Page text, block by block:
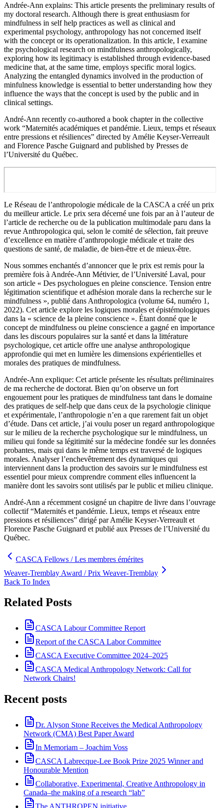
Andrée-Ann explains: This article presents the preliminary results of
my doctoral research. Although there is great enthusiasm for
mindfulness in self help practices as well as clinical and
experimental psychology, anthropology has not concerned itself
with the concept or its operationalization. In this article, I examine
the psychological research on mindfulness anthropologically,
exploring how its legitimacy is established through evidence-based
medicine that, at the same time, employs specific moral logics.
Analyzing the entangled dynamics involved in the production of
minfulness knowledge is essential to better understanding how they
influence the ways that the concept is used by the public and in
clinical settings.
André-Ann recently co-authored a book chapter in the collective
work “Maternités académiques et pandémie. Lieux, temps et réseaux
entre pressions et résiliences” directed by Amélie Keyser-Verreault
and Florence Pasche Guignard and published by Presses de
l’Université du Québec.
Le Réseau de l’anthropologie médicale de la CASCA a créé un prix
du meilleur article. Le prix sera décerné une fois par an à l’auteur de
l’article de recherche ou de la publication multimodale paru dans la
revue Anthropologica qui, selon le comité de sélection, fait preuve
d’excellence en matière d’anthropologie médicale et traite des
questions de santé, de maladie, de bien-être et de mieux-être.
Nous sommes enchantés d’annoncer que le prix est remis pour la
première fois à Andrée-Ann Métivier, de l’Université Laval, pour
son article « Des psychologues en pleine conscience. Tension entre
légitimation scientifique et adhésion morale dans la recherche sur le
mindfulness », publié dans Anthropologica (volume 64, numéro 1,
2022). Cet article explore les logiques morales et épistémologiques
dans la « science de la pleine conscience ». Étant donné que le
concept de mindfulness ou pleine conscience a gagné en importance
dans les discours populaires sur la santé et dans la littérature
psychologique, cet article offre une analyse anthropologique
approfondie qui met en lumière les dimensions expérientielles et
morales des pratiques de mindfulness.
Andrée-Ann explique: Cet article présente les résultats préliminaires
de ma recherche de doctorat. Bien qu’on observe un fort
engouement pour les pratiques de mindfulness tant dans le domaine
des pratiques de self-help que dans ceux de la psychologie clinique
et expérimentale, l’anthropologie n’en a que rarement fait un objet
d’étude. Dans cet article, j’ai voulu poser un regard anthropologique
sur le milieu de la recherche psychologique sur le mindfulness, un
milieu qui fonde sa légitimité sur la médecine fondée sur les données
probantes, mais qui dans le même temps est traversé de logiques
morales. Analyser l’enchevêtrement des dynamiques qui
interviennent dans la production des savoirs sur le mindfulness est
essentiel pour mieux comprendre comment elles influencent la
manière dont les savoirs sont utilisés par le public et milieu clinique.
André-Ann a récemment cosigné un chapitre de livre dans l’ouvrage
collectif “Maternités et pandémie. Lieux, temps et réseaux entre
pressions et résiliences” dirigé par Amélie Keyser-Verreault et
Florence Pasche Guignard et publié aux Presses de l’Université du
Québec.
CASCA Fellows / Les membres émérites
Weaver-Tremblay Award / Prix Weaver-Tremblay
Back To Index
Related Posts
CASCA Labour Committee Report
Report of the CASCA Labor Committee
CASCA Executive Committee 2024–2025
CASCA Medical Anthropology Network: Call for
Network Chairs!
Recent posts
Dr. Alyson Stone Receives the Medical Anthropology
Network (CMA) Best Paper Award
In Memoriam – Joachim Voss
CASCA Labrecque-Lee Book Prize 2025 Winner and
Honourable Mention
Collaborative, Experimental, Creative Anthropology in
Canada–the making of a research “lab”